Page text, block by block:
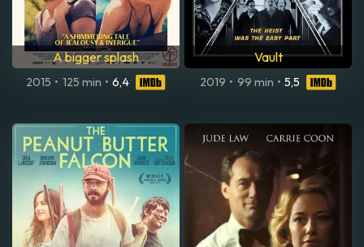
A bigger splash
2015 • 125 min • 6,4
Vault
2019 • 99 min • 5,5